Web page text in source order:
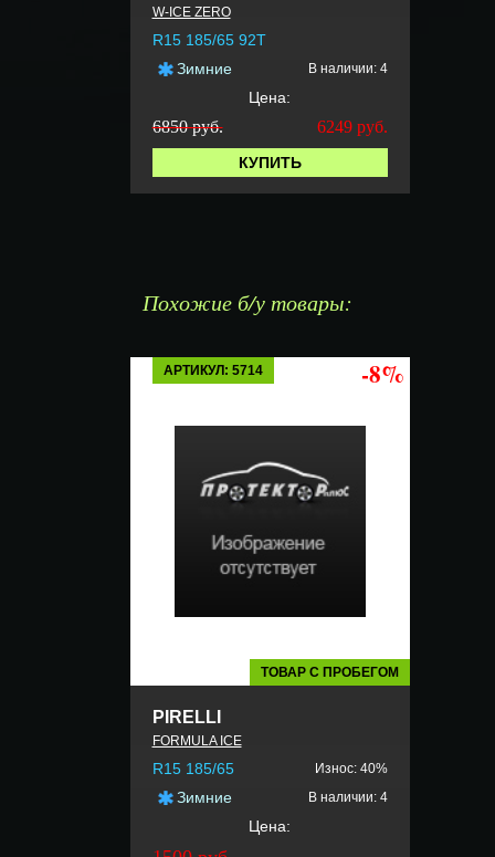
W-ICE ZERO
R15 185/65 92T
Зимние
В наличии: 4
Цена:
6850 руб. 6249 руб.
КУПИТЬ
Похожие б/у товары:
АРТИКУЛ: 5714 -8%
ТОВАР С ПРОБЕГОМ
PIRELLI
FORMULA ICE
R15 185/65 Износ: 40%
Зимние В наличии: 4
Цена: